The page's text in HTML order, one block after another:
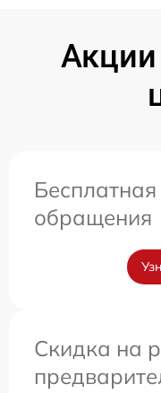
Акции
обращения
Скидка на